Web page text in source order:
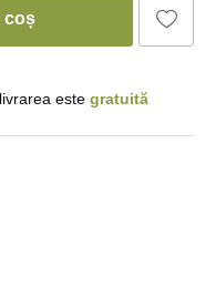
coș
este gratuită